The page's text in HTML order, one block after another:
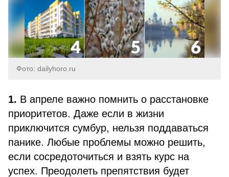
Фото: dailyhoro.ru
1. В апреле важно помнить о расстановке
приоритетов. Даже если в жизни
приключится сумбур, нельзя поддаваться
панике. Любые проблемы можно решить,
если сосредоточиться и взять курс на
успех. Преодолеть препятствия будет